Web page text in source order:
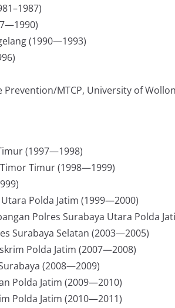
(1990—1993)
MTCP, University of
(1997—1998)
Timur (1998—1999)
Polda Jatim (1999—2000)
Polres Surabaya Utara Polda
Surabaya Selatan (2003—2005)
Polda Jatim (2007—2008)
(2008—2009)
Polda Jatim (2009—2010)
Polda Jatim (2010—2011)